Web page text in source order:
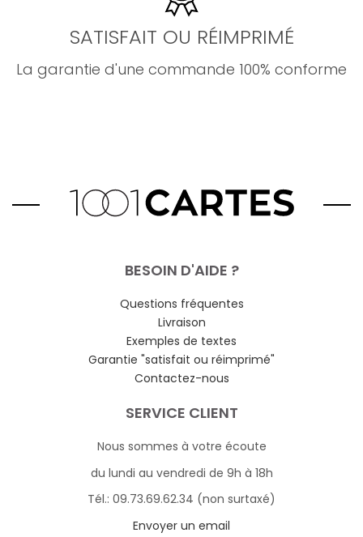
SATISFAIT OU RÉIMPRIMÉ
La garantie d'une commande 100% conforme
BESOIN D'AIDE ?
Questions fréquentes
Livraison
Exemples de textes
Garantie "satisfait ou réimprimé"
Contactez-nous
SERVICE CLIENT
Nous sommes à votre écoute
du lundi au vendredi de 9h à 18h
Tél.: 09.73.69.62.34 (non surtaxé)
Envoyer un email